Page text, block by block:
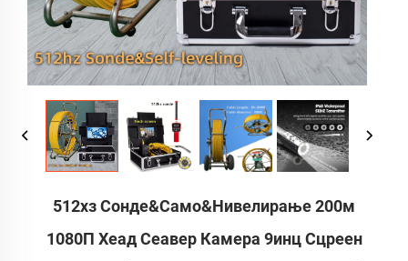
512хз Сонде&само&нивелирање 200м
1080П Хеад Сеавер Камера 9инц Сцреен